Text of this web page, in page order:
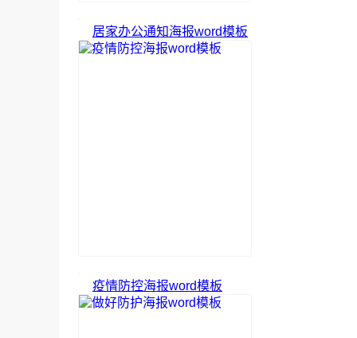
居家办公通知海报word模板
疫情防控海报word模板